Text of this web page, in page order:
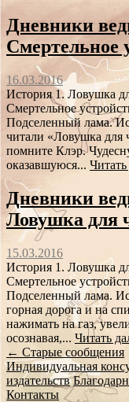
Дневники
Смертельное
16.03.2016
История 1. Ловушка
Смертельное
Подселенный лама.
читали «Ловушка для
помните Клэр.
оказавшуюся... Читать
Дневники
Ловушка для
15.03.2016
История 1. Ловушка
Смертельное
Подселенный лама.
горная дорога и на
нажимать на газ,
осознавая,... Читать
Сообщение
навигации
← Старые сообщения
Индивидуальная
издательств
Контакты